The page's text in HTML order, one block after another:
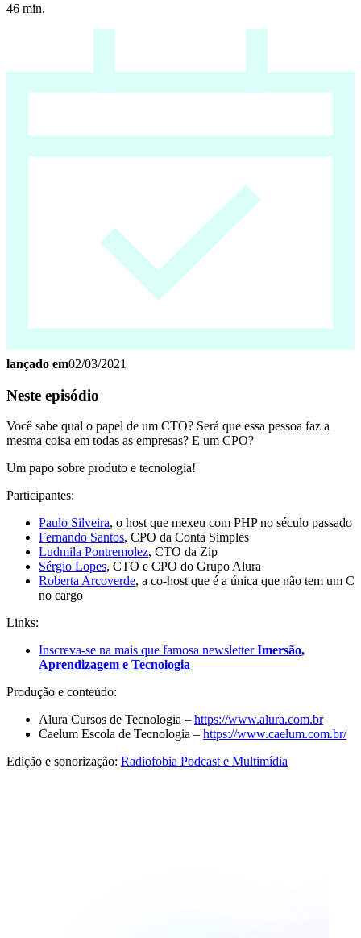
46 min.
lançado em02/03/2021
Neste episódio
Você sabe qual o papel de um CTO? Será que essa pessoa faz a
mesma coisa em todas as empresas? E um CPO?
Um papo sobre produto e tecnologia!
Participantes:
Paulo Silveira, o host que mexeu com PHP no século passado
Fernando Santos, CPO da Conta Simples
Ludmila Pontremolez, CTO da Zip
Sérgio Lopes, CTO e CPO do Grupo Alura
Roberta Arcoverde, a co-host que é a única que não tem um C
no cargo
Links:
Inscreva-se na mais que famosa newsletterImersão,
Aprendizagem e Tecnologia
Produção e conteúdo:
Alura Cursos de Tecnologia – https://www.alura.com.br
Caelum Escola de Tecnologia – https://www.caelum.com.br/
Edição e sonorização: Radiofobia Podcast e Multimídia